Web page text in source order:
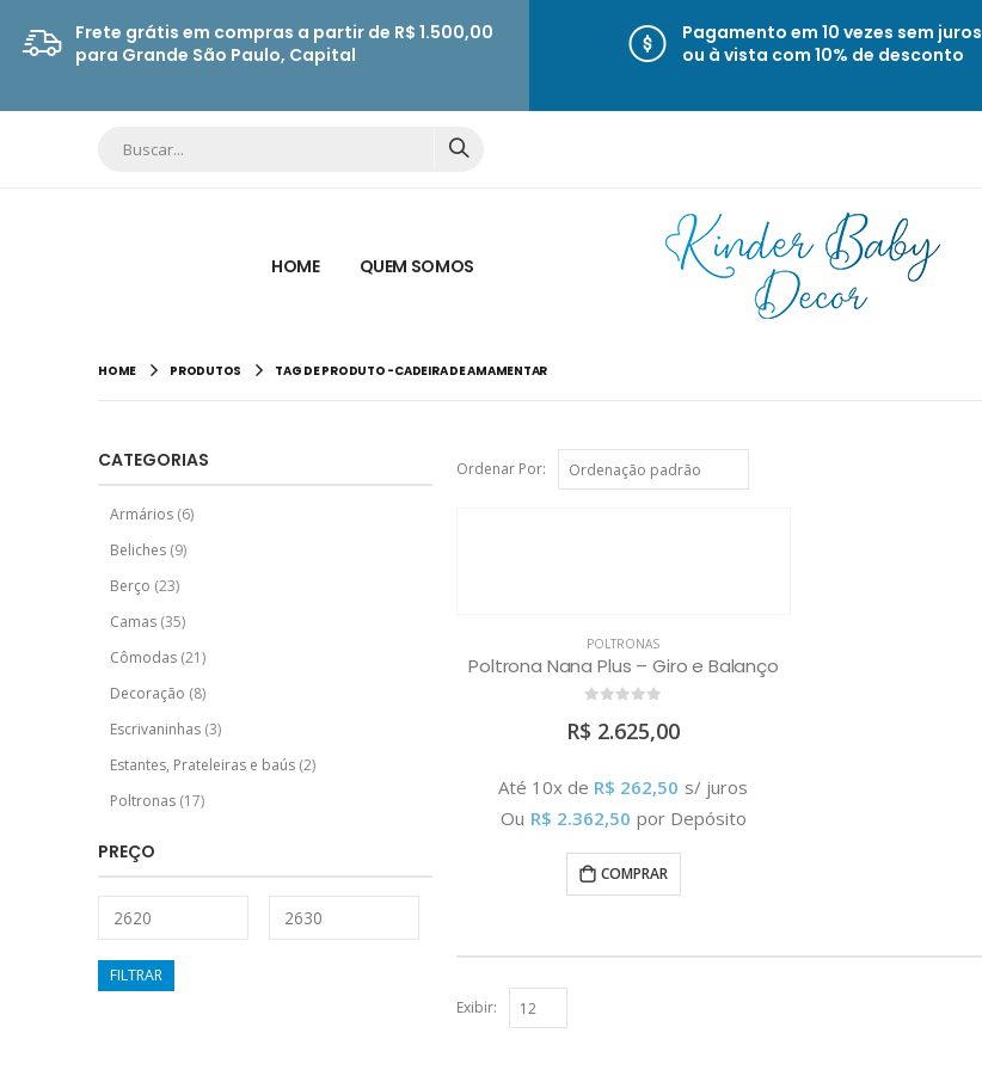
Frete grátis em compras a partir de R$ 1.500,00
para Grande São Paulo, Capital
Pagamento em 10 vezes sem juros
ou à vista com 10% de desconto
HOME QUEM SOMOS
HOME PRODUTOS TAG DE PRODUTO -CADEIRA DE AMAMENTAR
Ordenar Por:
POLTRONAS
Poltrona Nana Plus – Giro e Balanço
R$ 2.625,00
Até 10x de R$ 262,50 s/ juros
Ou R$ 2.362,50 por Depósito
COMPRAR
Exibir:
CATEGORIAS
Armários (6)
Beliches (9)
Berço (23)
Camas (35)
Cômodas (21)
Decoração (8)
Escrivaninhas (3)
Estantes, Prateleiras e baús (2)
Poltronas (17)
PREÇO
FILTRAR